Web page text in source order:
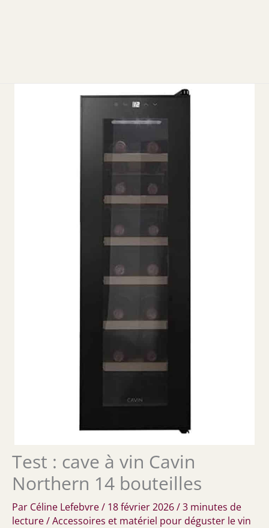
Test : cave à vin Cavin
Northern 14 bouteilles
Par Céline Lefebvre/ 18 février 2026/3 minutes de
lecture/Accessoires et matériel pour déguster le vin